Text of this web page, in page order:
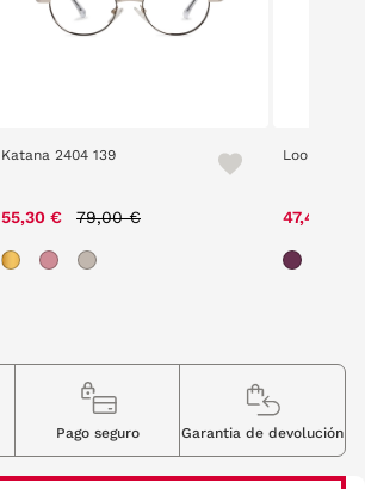
Katana 2404 139
55,30 € 79,00 €
Loom 2210
47,40 €
Pago seguro Garantia de devolución